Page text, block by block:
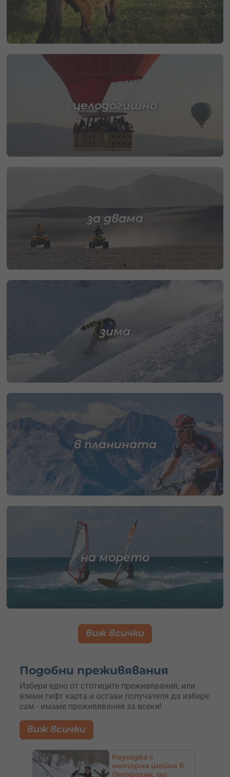
целодогишно
за двама
зима
в планината
на морето
виж всички
Подобни преживявания
Избери едно от стотиците преживявания, или
вземи гифт карта и остави получателя да избере
сам - имаме преживявания за всеки!
виж всички
Офроуд с джип до
уникални гледки в
Родопите –